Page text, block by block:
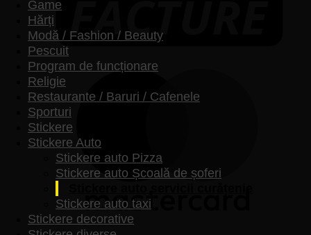
Game
Hărți
Modă / Fashion / Beauty
Pescuit
Program de funcționare
Religie
Restaurante / Baruri / Cafenele
Sporturi
Stickere
Stickere Auto
Stickere auto Pizza
Stickere auto Școală de șoferi
Stickere auto taxi
Stickere decorative